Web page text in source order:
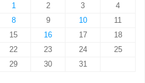
1
2 3
4
8 9 10
11
15 16 17
18
22 23 24
25
29 30
31